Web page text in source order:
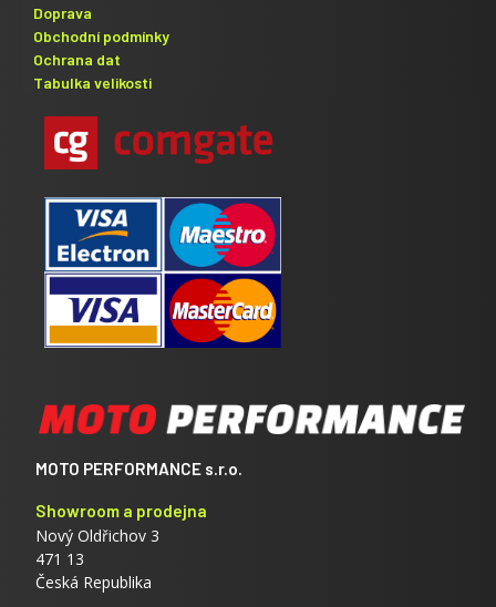
Doprava
Obchodní podmínky
Ochrana dat
Tabulka velikosti
MOTO PERFORMANCE s.r.o.
Showroom a prodejna
Nový Oldřichov 3
471 13
Česká Republika